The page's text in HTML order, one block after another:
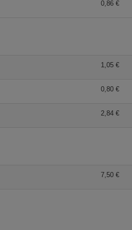
0,86 €
1,05 €
0,80 €
2,84 €
7,50 €